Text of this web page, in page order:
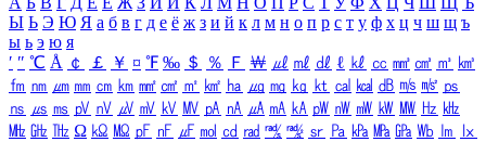
Ы Ь Э Ю Я а б в г д е ё ж з и й к л м н о п р с т у ф х ц ч ш щ ъ
ы ь э ю я
′ ″ ℃ Å ￠ ￡ ￥ ¤ ℉ ‰ ＄ ％ Ｆ ￦ ㎕ ㎖ ㎗ ℓ ㎘ ㏄ ㎣ ㎤ ㎥ ㎦
㎙ ㎚ ㎛ ㎜ ㎝ ㎞ ㎟ ㎠ ㎡ ㎢ ㏊ ㎍ ㎎ ㎏ ㏏ ㎈ ㎉ ㏈ ㎧ ㎨ ㎰
㎱ ㎲ ㎳ ㎴ ㎵ ㎶ ㎷ ㎸ ㎹ ㎀ ㎁ ㎂ ㎃ ㎄ ㎺ ㎻ ㎽ ㎾ ㎿ ㎐ ㎑
㎒ ㎓ ㎔ Ω ㏀ ㏁ ㎊ ㎋ ㎌ ㏖ ㏅ ㎭ ㎮ ㎯ ㏛ ㎩ ㎪ ㎫ ㎬ ㏝ ㏐
㏓